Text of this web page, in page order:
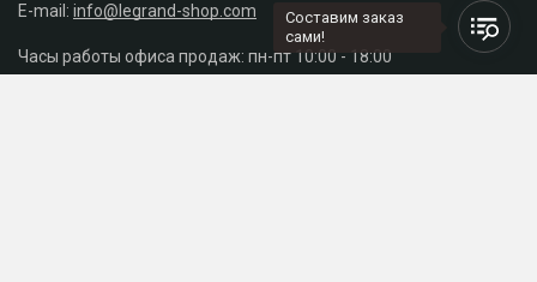
E-mail: info@legrand-shop.com
Часы работы офиса продаж: пн-пт 10:00 - 18:00
Составим заказ
сами!